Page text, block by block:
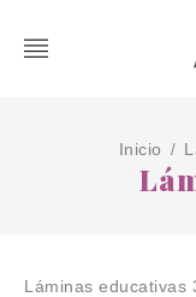
Inicio /
Láminas educativas